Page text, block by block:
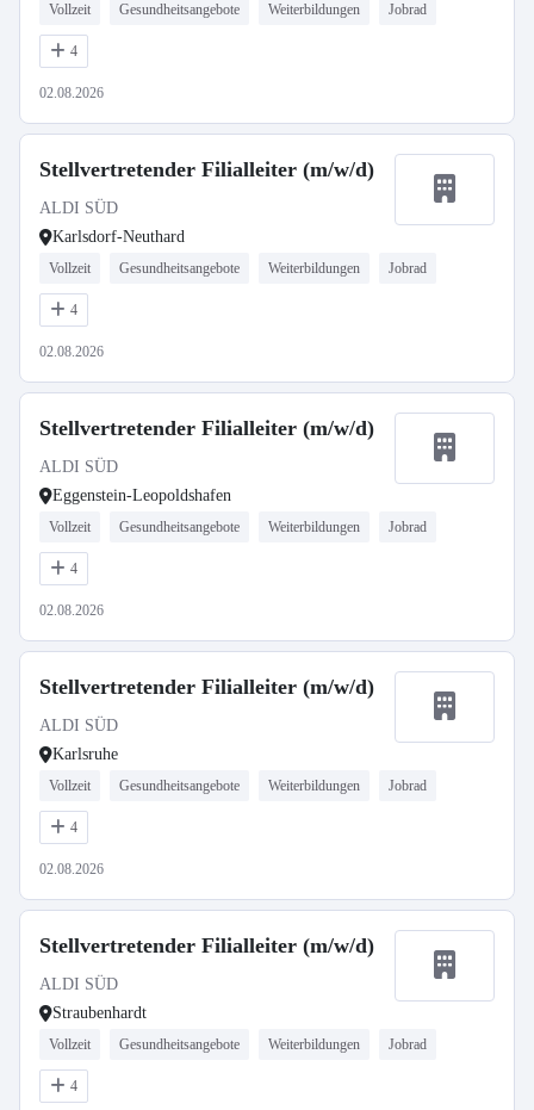
Vollzeit Gesundheitsangebote Weiterbildungen Jobrad
4
02.08.2026
Stellvertretender Filialleiter (m/w/d)
ALDI SÜD
Karlsdorf-Neuthard
Vollzeit Gesundheitsangebote Weiterbildungen Jobrad
4
02.08.2026
Stellvertretender Filialleiter (m/w/d)
ALDI SÜD
Eggenstein-Leopoldshafen
Vollzeit Gesundheitsangebote Weiterbildungen Jobrad
4
02.08.2026
Stellvertretender Filialleiter (m/w/d)
ALDI SÜD
Karlsruhe
Vollzeit Gesundheitsangebote Weiterbildungen Jobrad
4
02.08.2026
Stellvertretender Filialleiter (m/w/d)
ALDI SÜD
Straubenhardt
Vollzeit Gesundheitsangebote Weiterbildungen Jobrad
4